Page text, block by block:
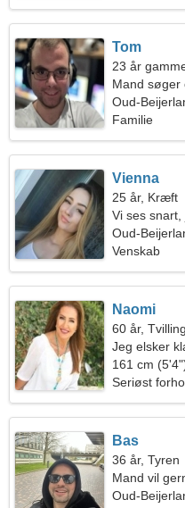
Tom
23 år
Mand søger
Oud-
Familie
Vienna
25 år, Kræft
Vi ses
Oud-
Venskab
Naomi
60 år,
Jeg elsker
161 cm
Seriøst
Bas
36 år, Tyren
Mand vil
Oud-